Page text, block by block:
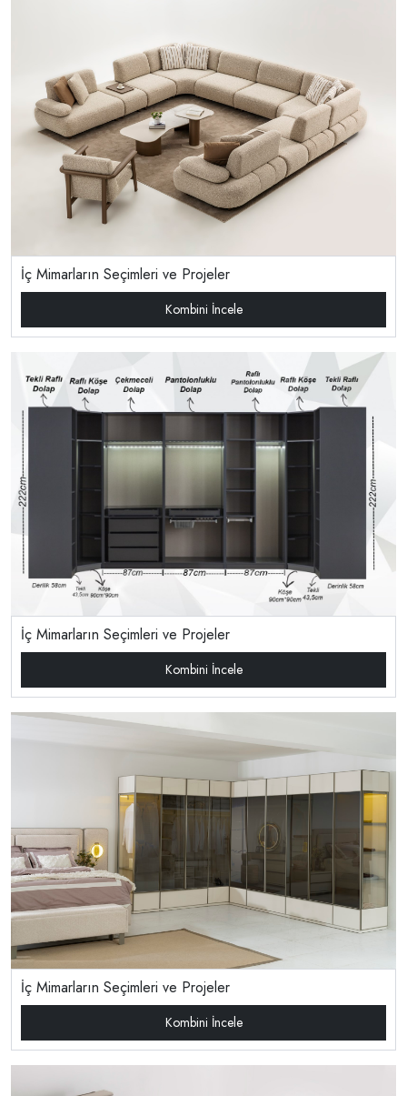
İç Mimarların Seçimleri ve Projeler
Kombini İncele
İç Mimarların Seçimleri ve Projeler
Kombini İncele
İç Mimarların Seçimleri ve Projeler
Kombini İncele